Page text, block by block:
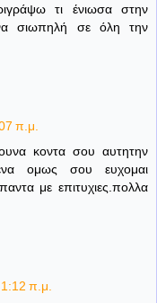
τι ένιωσα στην
σιωπηλή σε όλη την
π.μ.
κοντα σου αυτητην
ομως σου ευχομαι
με επιτυχιες.πολλα
1:12 π.μ.